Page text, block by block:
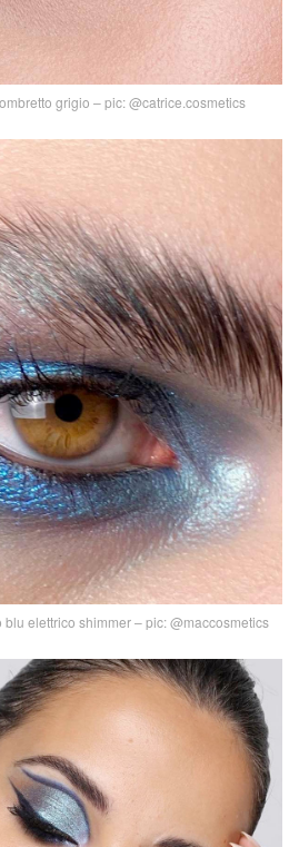
grigio – pic: @catrice.cosmetics
elettrico shimmer – pic: @maccosmetics